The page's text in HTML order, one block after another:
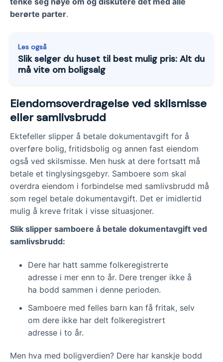
berørte parter.
Les også
Slik selger du huset til best mulig pris: Alt du
må vite om boligsalg
Eiendomsoverdragelse ved skilsmisse
eller samlivsbrudd
Ektefeller slipper å betale dokumentavgift for å
overføre bolig, fritidsbolig og annen fast eiendom
også ved skilsmisse. Men husk at dere fortsatt må
betale et tinglysingsgebyr. Samboere som skal
overdra eiendom i forbindelse med samlivsbrudd må
som regel betale dokumentavgift. Det er imidlertid
mulig å kreve fritak i visse situasjoner.
Slik slipper samboere å betale dokumentavgift ved
samlivsbrudd:
Dere har hatt samme folkeregistrerte
adresse i mer enn to år. Dere trenger ikke å
ha bodd sammen i denne perioden.
Samboere med felles barn kan få fritak, selv
om dere ikke har delt folkeregistrert
adresse i to år.
Men hva med boligverdien? Dere har kanskje bodd